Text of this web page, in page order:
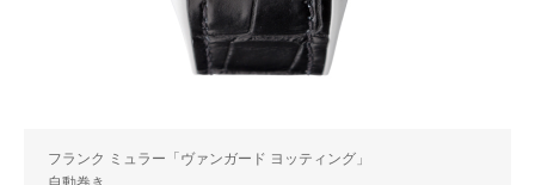
フランク ミュラー「ヴァンガード ヨッティング」